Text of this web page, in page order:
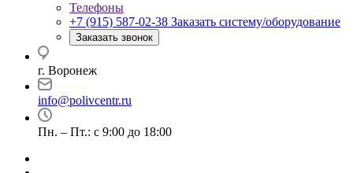
Телефоны
+7 (915) 587-02-38 Заказать систему/оборудование
Заказать звонок
г. Воронеж
info@polivcentr.ru
Пн. – Пт.: с 9:00 до 18:00